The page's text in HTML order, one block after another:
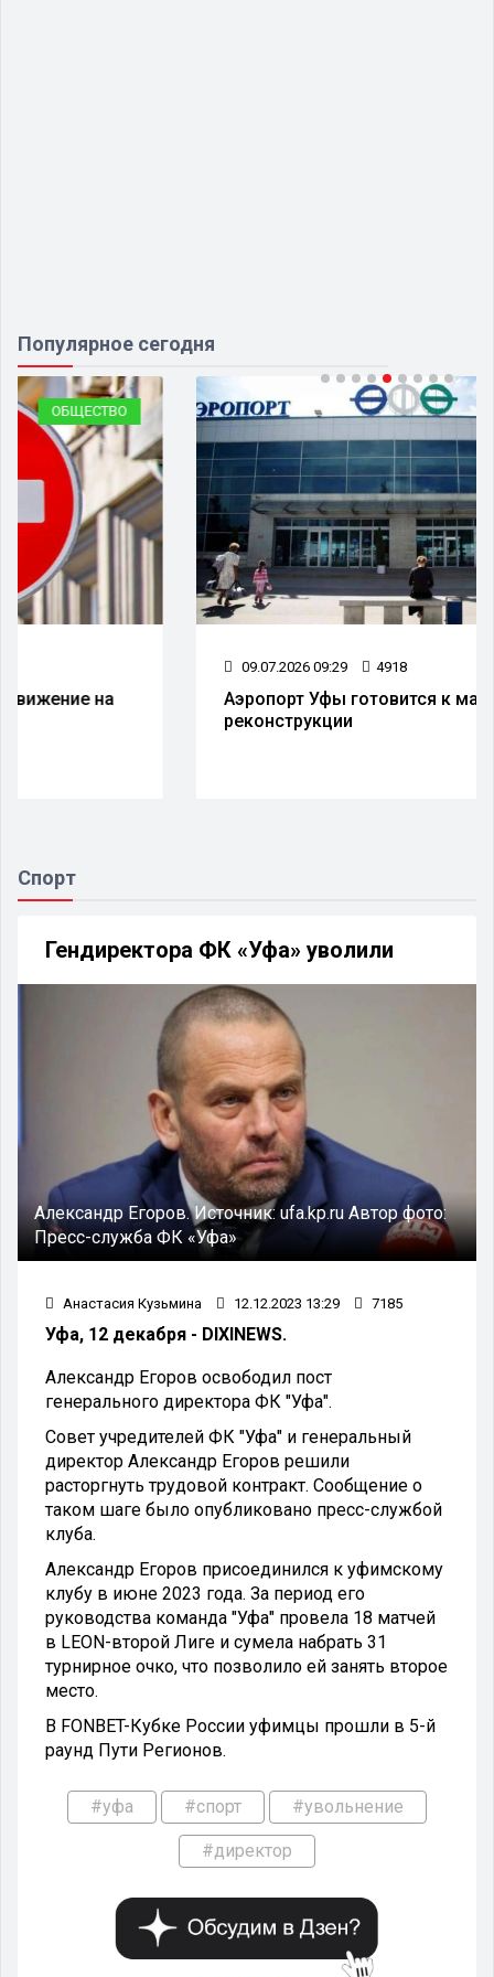
Популярное сегодня
ТРАНСПОРТ
4918
Аэропорт Уфы готовится к масштабной
Спорт
Гендиректора ФК «Уфа» уволили
Александр Егоров.Источник: ufa.kp.ruАвтор фото:
Пресс-служба ФК «Уфа»
Анастасия Кузьмина 12.12.2023 13:29 7185
Уфа, 12 декабря - DIXINEWS.
Александр Егоров освободил пост
генерального директора ФК "Уфа".
Совет учредителей ФК "Уфа" и генеральный
директор Александр Егоров решили
расторгнуть трудовой контракт. Сообщение о
таком шаге было опубликовано пресс-службой
клуба.
Александр Егоров присоединился к уфимскому
клубу в июне 2023 года. За период его
руководства команда "Уфа" провела 18 матчей
в LEON-второй Лиге и сумела набрать 31
турнирное очко, что позволило ей занять второе
место.
В FONBET-Кубке России уфимцы прошли в 5-й
раунд Пути Регионов.
#уфа #спорт #увольнение
#директор